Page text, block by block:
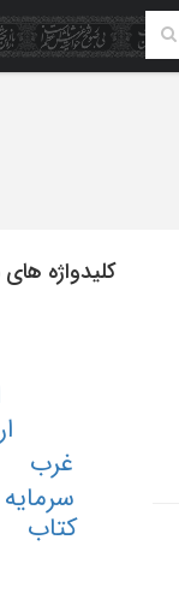
کلیدواژه
سرمایه
غرب
کتاب